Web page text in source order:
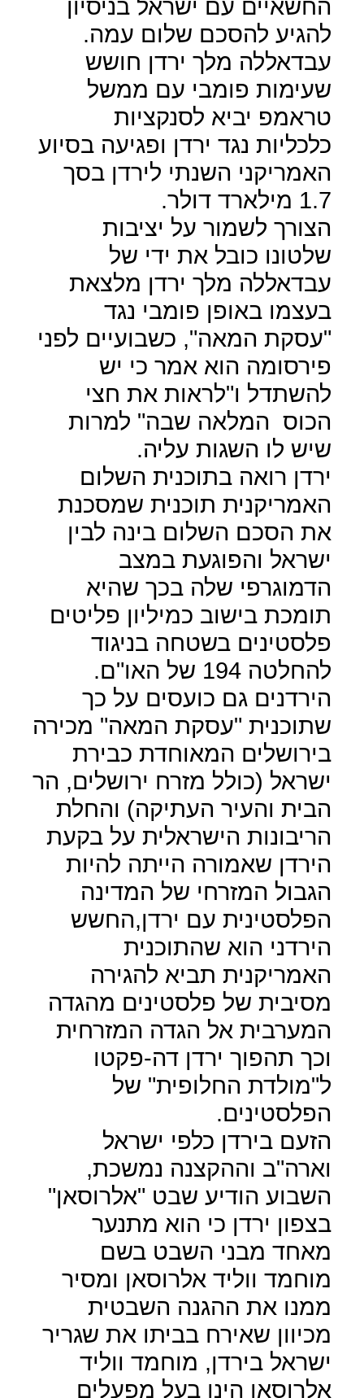
החשאיים עם ישראל בניסיון
להגיע להסכם שלום עמה.
עבדאללה מלך ירדן חושש
שעימות פומבי עם ממשל
טראמפ יביא לסנקציות
כלכליות נגד ירדן ופגיעה בסיוע
האמריקני השנתי לירדן בסך
1.7 מילארד דולר.
הצורך לשמור על יציבות
שלטונו כובל את ידי של
עבדאללה מלך ירדן מלצאת
בעצמו באופן פומבי נגד
"עסקת המאה", כשבועיים לפני
פירסומה הוא אמר כי יש
להשתדל ו"לראות את חצי
הכוס המלאה שבה" למרות
שיש לו השגות עליה.
ירדן רואה בתוכנית השלום
האמריקנית תוכנית שמסכנת
את הסכם השלום בינה לבין
ישראל והפוגעת במצב
הדמוגרפי שלה בכך שהיא
תומכת בישוב כמיליון פליטים
פלסטינים בשטחה בניגוד
להחלטה 194 של האו"ם.
הירדנים גם כועסים על כך
שתוכנית "עסקת המאה" מכירה
בירושלים המאוחדת כבירת
ישראל (כולל מזרח ירושלים, הר
הבית והעיר העתיקה) והחלת
הריבונות הישראלית על בקעת
הירדן שאמורה הייתה להיות
הגבול המזרחי של המדינה
הפלסטינית עם ירדן,החשש
הירדני הוא שהתוכנית
האמריקנית תביא להגירה
מסיבית של פלסטינים מהגדה
המערבית אל הגדה המזרחית
וכך תהפוך ירדן דה-פקטו
ל"מולדת החלופית" של
הפלסטינים.
הזעם בירדן כלפי ישראל
וארה"ב וההקצנה נמשכת,
השבוע הודיע שבט "אלרוסאן"
בצפון ירדן כי הוא מתנער
מאחד מבני השבט בשם
מוחמד ווליד אלרוסאן ומסיר
ממנו את ההגנה השבטית
מכיוון שאירח בביתו את שגריר
ישראל בירדן, מוחמד ווליד
אלרוסאן הינו בעל מפעלים